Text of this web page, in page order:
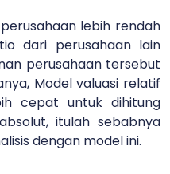
lebih rendah
dari perusahaan lain
perusahaan tersebut
Model valuasi relatif
cepat untuk dihitung
itulah sebabnya
dengan model ini.